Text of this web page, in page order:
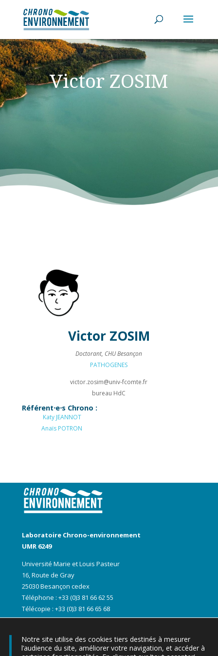
Victor ZOSIM
Victor ZOSIM
Doctorant, CHU Besançon
PATHOGENES
victor.zosim@univ-fcomte.fr
bureau HdC
Référent⋅e⋅s Chrono :
Katy JEANNOT
Anaïs POTRON
Laboratoire Chrono-environnement
UMR 6249
Université Marie et Louis Pasteur
16, Route de Gray
25030 Besançon cedex
Téléphone : +33 (0)3 81 66 62 55
Télécopie : +33 (0)3 81 66 65 68
Notre site utilise des cookies tiers destinés à mesurer
l’audience du site, améliorer votre navigation, et accéder à